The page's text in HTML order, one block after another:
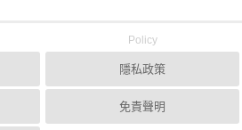
Policy
隱私政策
免責聲明